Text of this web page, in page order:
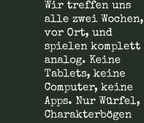
Wir treffen uns
alle zwei Wochen,
vor Ort, und
spielen komplett
analog. Keine
Tablets, keine
Computer, keine
Apps. Nur Würfel,
Charakterbögen